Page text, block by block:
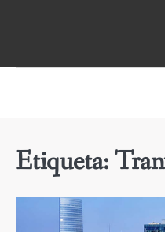
Etiqueta: